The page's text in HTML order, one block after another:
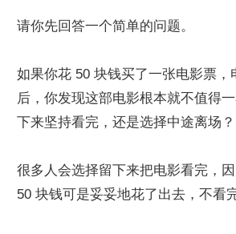
请你先回答一个简单的问题。
如果你花 50 块钱买了一张电影票，
后，你发现这部电影根本就不值得
下来坚持看完，还是选择中途离场？
很多人会选择留下来把电影看完，因
50 块钱可是妥妥地花了出去，不看